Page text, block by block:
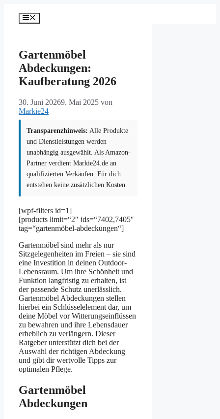
Inhalt
springen
Menü
Gartenmöbel
Abdeckungen:
Kaufberatung 2026
30. Juni 20269. Mai 2025 von
Markie24
Transparenzhinweis: Alle Produkte
und Dienstleistungen werden
unabhängig ausgewählt. Als Amazon-
Partner verdient Markie24.de an
qualifizierten Verkäufen. Für dich
entstehen keine zusätzlichen Kosten.
[wpf-filters id=1]
[products limit=“2″ ids=“7402,7405″
tag=“gartenmöbel-abdeckungen“]
Gartenmöbel sind mehr als nur
Sitzgelegenheiten im Freien – sie sind
eine Investition in deinen Outdoor-
Lebensraum. Um ihre Schönheit und
Funktion langfristig zu erhalten, ist
der passende Schutz unerlässlich.
Gartenmöbel Abdeckungen stellen
hierbei ein Schlüsselelement dar, um
deine Möbel vor Witterungseinflüssen
zu bewahren und ihre Lebensdauer
erheblich zu verlängern. Dieser
Ratgeber unterstützt dich bei der
Auswahl der richtigen Abdeckung
und gibt dir wertvolle Tipps zur
optimalen Pflege.
Gartenmöbel
Abdeckungen